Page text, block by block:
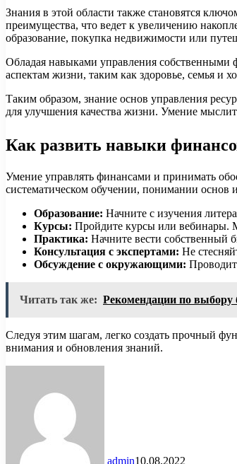
Знания в этой области также становятся
преимущества, что ведет к увеличению
образование, покупка недвижимости или
Обладая навыками управления собственными
аспектам жизни, таким как здоровье, семья и
Таким образом, знание основ управления
для улучшения качества жизни. Умение
Как развить навыки
Умение управлять финансами и принимать
систематическом обучении, понимании
Образование: Начните с изучения
Курсы: Пройдите курсы или вебинары.
Практика: Начните вести собственный
Консультация с экспертами: Не
Обсуждение с окружающими:
Читать так же: Рекомендации по выбору
Следуя этим шагам, легко создать прочный
внимания и обновления знаний.
admin10.08.2022